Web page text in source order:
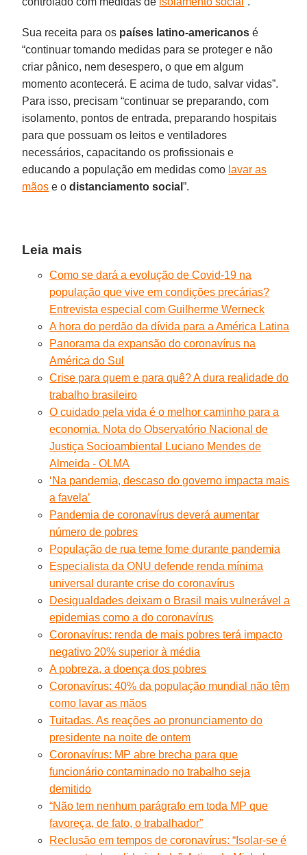
Sua receita para os países latino-americanos é
“continuar tomando medidas para se proteger e não
criar pânico, nem desespero, o que em algum
momento acontecerá. E acima de tudo, salvar vidas”.
Para isso, precisam “continuar se preparando, com
isolamento, pontos de entrada, preparando hospitais
para que possuam os leitos e ventiladores
necessários, capacitando os profissionais e
educando a população em medidas como lavar as
mãos e odistanciamento social”.
Leia mais
Como se dará a evolução de Covid-19 na
população que vive em condições precárias?
Entrevista especial com Guilherme Werneck
A hora do perdão da dívida para a América Latina
Panorama da expansão do coronavírus na
América do Sul
Crise para quem e para quê? A dura realidade do
trabalho brasileiro
O cuidado pela vida é o melhor caminho para a
economia. Nota do Observatório Nacional de
Justiça Socioambiental Luciano Mendes de
Almeida - OLMA
‘Na pandemia, descaso do governo impacta mais
a favela’
Pandemia de coronavírus deverá aumentar
número de pobres
População de rua teme fome durante pandemia
Especialista da ONU defende renda mínima
universal durante crise do coronavírus
Desigualdades deixam o Brasil mais vulnerável a
epidemias como a do coronavírus
Coronavírus: renda de mais pobres terá impacto
negativo 20% superior à média
A pobreza, a doença dos pobres
Coronavírus: 40% da população mundial não têm
como lavar as mãos
Tuitadas. As reações ao pronunciamento do
presidente na noite de ontem
Coronavírus: MP abre brecha para que
funcionário contaminado no trabalho seja
demitido
“Não tem nenhum parágrafo em toda MP que
favoreça, de fato, o trabalhador”
Reclusão em tempos de coronavírus: “Isolar-se é